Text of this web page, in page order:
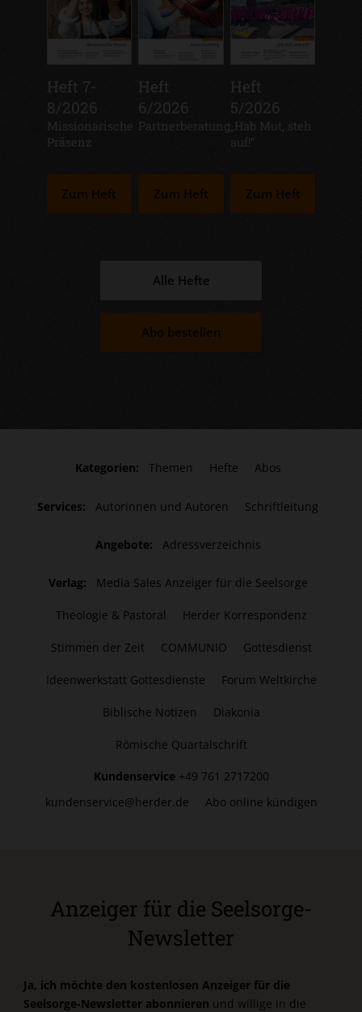
Heft 7-
8/2026
:
Missionarische
Präsenz
Zum Heft
Heft
6/2026
:
Partnerberatung
Zum Heft
Heft
5/2026
:„Hab Mut, steh
auf!“
Zum Heft
Alle Hefte
Abo bestellen
Kategorien: Themen Hefte Abos
Services: Autorinnen und Autoren Schriftleitung
Angebote: Adressverzeichnis
Verlag: Media Sales Anzeiger für die Seelsorge
Theologie & Pastoral Herder Korrespondenz
Stimmen der Zeit COMMUNIO Gottesdienst
Ideenwerkstatt Gottesdienste Forum Weltkirche
Biblische Notizen Diakonia
Römische Quartalschrift
Kundenservice +49 761 2717200
kundenservice@herder.de
Abo online kündigen
Anzeiger für die Seelsorge-
Newsletter
Ja, ich möchte den kostenlosen Anzeiger für die
Seelsorge-Newsletter abonnieren und willige in die